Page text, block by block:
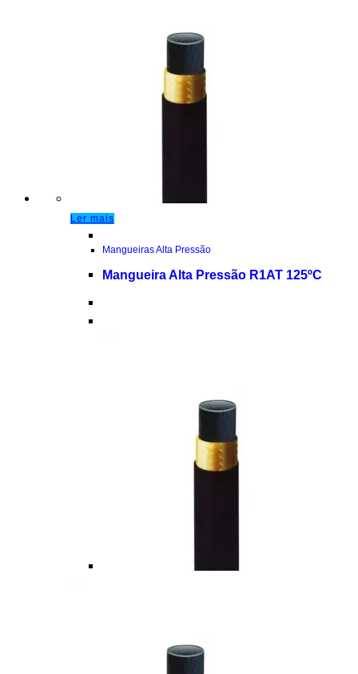
Ler mais
Mangueiras Alta Pressão
Mangueira Alta Pressão R1AT 125ºC